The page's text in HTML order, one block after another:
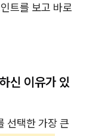
트를 보고 바로
신 이유가 있
선택한 가장 큰